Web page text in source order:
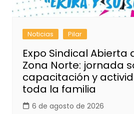
Noticias Pilar
Expo Sindical Abierta
Zona Norte: jornada
capacitación y
toda la familia
6 de agosto de 2026